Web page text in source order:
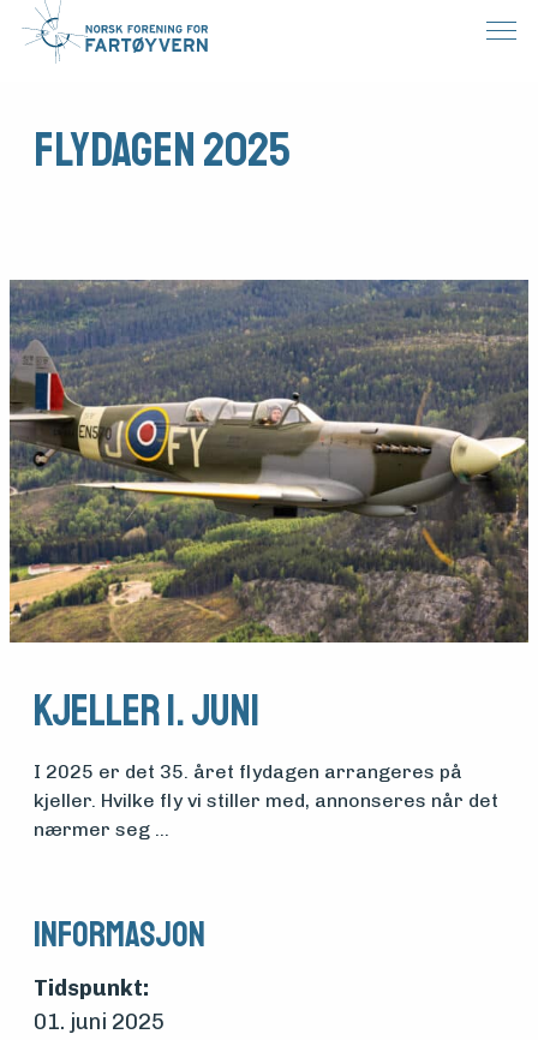
Medlemsfartøy
Søk
midler
Vern,
og drift
Om
Flydagen 2025
Kjeller 1. juni
I 2025 er det 35. året flydagen arrangeres på
kjeller. Hvilke fly vi stiller med, annonseres når det
nærmer seg …
Informasjon
Tidspunkt:
01. juni 2025